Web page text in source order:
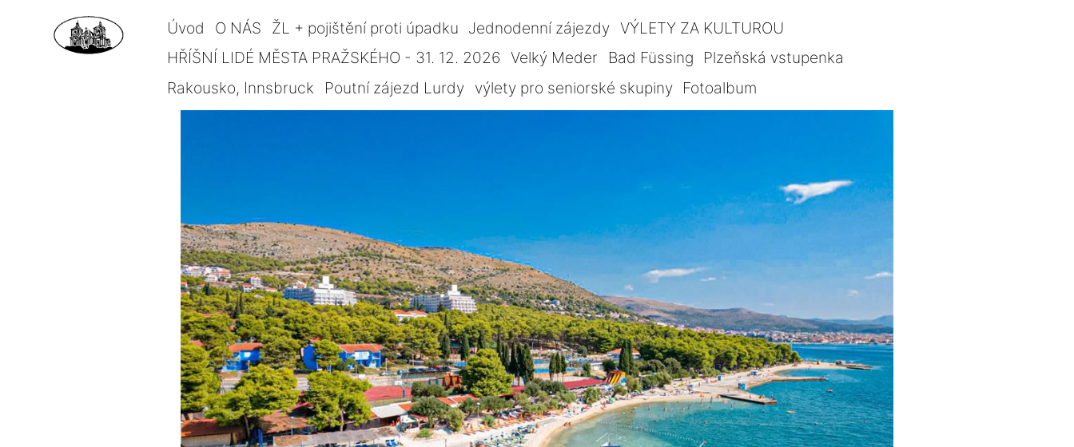
Úvod O NÁS ŽL + pojištění proti úpadku Jednodenní zájezdy VÝLETY ZA KULTUROU
HŘÍŠNÍ LIDÉ MĚSTA PRAŽSKÉHO - 31. 12. 2026 Velký Meder Bad Füssing
Plzeňská vstupenka
Rakousko, Innsbruck
Poutní zájezd Lurdy výlety pro seniorské skupiny Fotoalbum